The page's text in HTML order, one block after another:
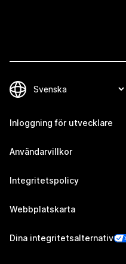
Inloggning för utvecklare
Användarvillkor
Integritetspolicy
Webbplatskarta
Dina integritetsalternativ